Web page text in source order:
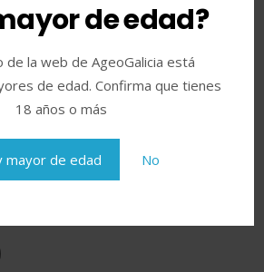
de edad?
de la web de AgeoGalicia está
de edad. Confirma que tienes
18 años o más
mayor de edad No
LA COMPETITIVIDAD
EN UN NOVEDOSO
de Empresas Operadoras (AGEO)
para la competitividad del